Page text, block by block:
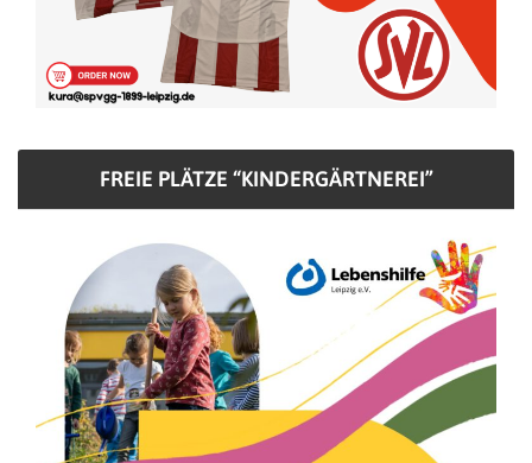
FREIE PLÄTZE “KINDERGÄRTNEREI”